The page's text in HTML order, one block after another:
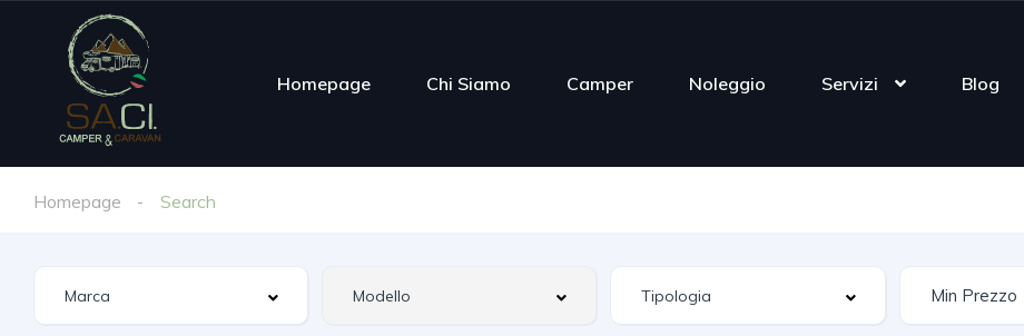
Homepage Chi Siamo Camper Noleggio Servizi Blog
Homepage Search